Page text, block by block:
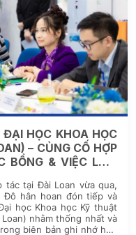
HỌC KHOA HỌC
– CỦNG CỐ HỢP
BỔNG & VIỆC LÀM
tác tại Đài Loan vừa qua,
Đô hân hoan đón tiếp và
học Khoa học Kỹ thuật
nhằm thống nhất và
biên bản ghi nhớ hợp